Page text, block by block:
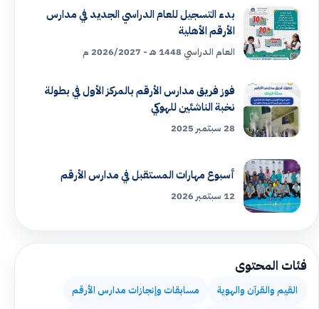
بدء التسجيل للعام الدراسي الجديد في مدارس
الأرقم الأهلية
العام الدراسي 1448 هـ - 2026/2027 م
فوز فريق مدارس الأرقم بالمركز الأول في بطولة
نخبة الناشئين للهوكي
28 سبتمبر 2025
أسبوع مهارات المستقبل في مدارس الأرقم
12 سبتمبر 2026
فئات المحتوى
القيم والقرآن والهوية مسابقات وإنجازات مدارس الأرقم